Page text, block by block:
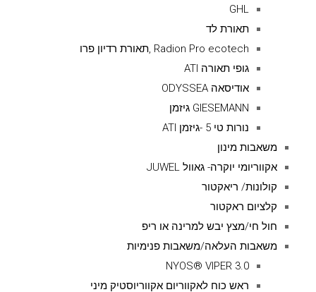
GHL
תאורת לד
Radion Pro ecotech ,תאורת רדיון פרו
גופי תאורה ATI
אודיסאה ODYSSEA
GIESEMANN גיזמן
נורות טי 5 -גיזמן ATI
משאבות מינון
אקווריומי יוקרה- גאוול JUWEL
קולונות/ ריאקטור
קלציום ראקטור
חול חי/מצץ יבש למרינה או ריפ
משאבות העלאה/משאבות פנימיות
NYOS® VIPER 3.0
ראש כוח לאקווריום אקווריוסטיק מיני